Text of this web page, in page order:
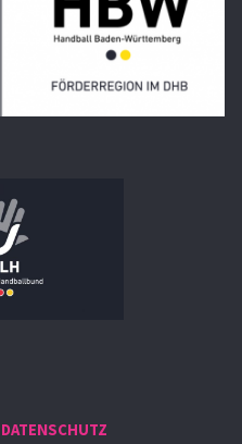
DATENSCHUTZ